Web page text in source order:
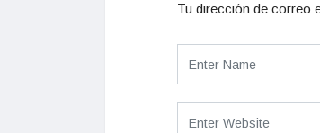
Tu dirección de correo